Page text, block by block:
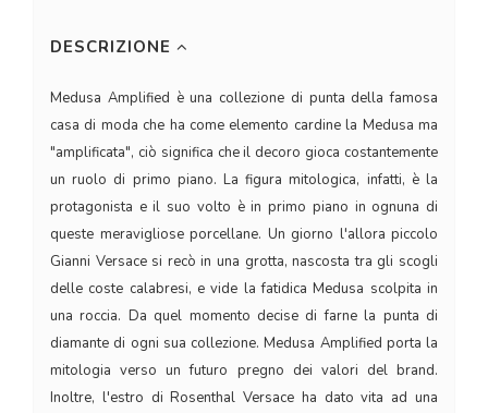
DESCRIZIONE
Medusa Amplified è una collezione di punta della famosa
casa di moda che ha come elemento cardine la Medusa ma
"amplificata", ciò significa che il decoro gioca costantemente
un ruolo di primo piano. La figura mitologica, infatti, è la
protagonista e il suo volto è in primo piano in ognuna di
queste meravigliose porcellane. Un giorno l'allora piccolo
Gianni Versace si recò in una grotta, nascosta tra gli scogli
delle coste calabresi, e vide la fatidica Medusa scolpita in
una roccia. Da quel momento decise di farne la punta di
diamante di ogni sua collezione. Medusa Amplified porta la
mitologia verso un futuro pregno dei valori del brand.
Inoltre, l'estro di Rosenthal Versace ha dato vita ad una